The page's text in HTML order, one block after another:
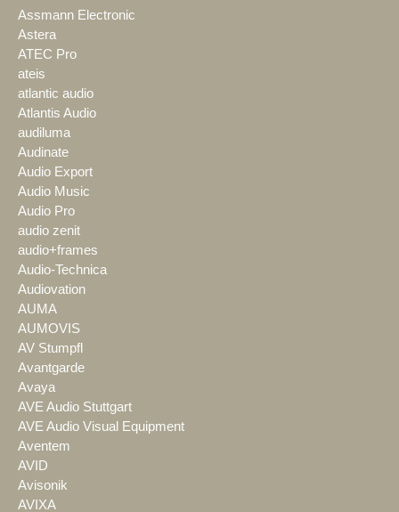
Assmann Electronic
Astera
ATEC Pro
ateis
atlantic audio
Atlantis Audio
audiluma
Audinate
Audio Export
Audio Music
Audio Pro
audio zenit
audio+frames
Audio-Technica
Audiovation
AUMA
AUMOVIS
AV Stumpfl
Avantgarde
Avaya
AVE Audio Stuttgart
AVE Audio Visual Equipment
Aventem
AVID
Avisonik
AVIXA